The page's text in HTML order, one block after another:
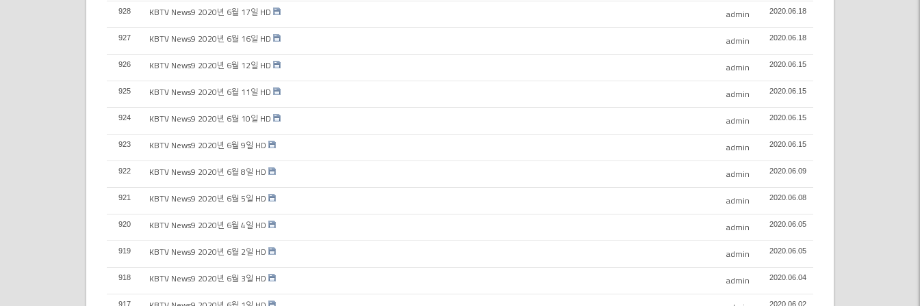
928 KBTV News9 2020년 6월 17일 HD admin 2020.06.18
927 KBTV News9 2020년 6월 16일 HD admin 2020.06.18
926 KBTV News9 2020년 6월 12일 HD admin 2020.06.15
925 KBTV News9 2020년 6월 11일 HD admin 2020.06.15
924 KBTV News9 2020년 6월 10일 HD admin 2020.06.15
923 KBTV News9 2020년 6월 9일 HD admin 2020.06.15
922 KBTV News9 2020년 6월 8일 HD admin 2020.06.09
921 KBTV News9 2020년 6월 5일 HD admin 2020.06.08
920 KBTV News9 2020년 6월 4일 HD admin 2020.06.05
919 KBTV News9 2020년 6월 2일 HD admin 2020.06.05
918 KBTV News9 2020년 6월 3일 HD admin 2020.06.04
917 2020.06.02